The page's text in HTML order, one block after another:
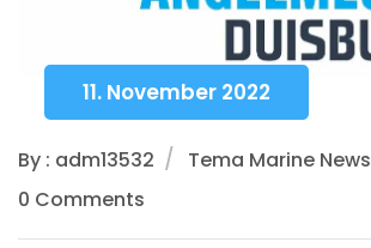
11. November 2022
By : adm13532
Tema Marine News
0 Comments